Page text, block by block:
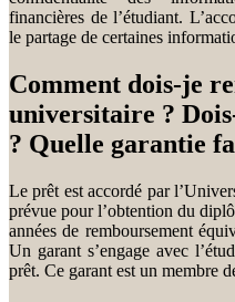
financières de l’étudiant.
le partage de certaines
Comment dois-je
universitaire ?
? Quelle garantie
Le prêt est accordé par
prévue pour l’obtention du
années de remboursement
Un garant s’engage avec
prêt. Ce garant est un membre